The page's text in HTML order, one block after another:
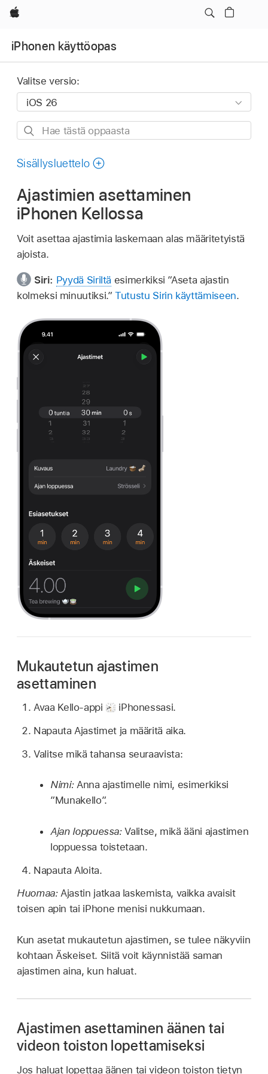
Apple
iPhonen käyttöopas
Valitse versio:
Hae
oppaasta
Sisällysluettelo
Ajastimien asettaminen
iPhonen Kellossa
Voit asettaa ajastimia laskemaan alas määritetyistä
ajoista.
Siri: Pyydä Siriltä esimerkiksi ”Aseta ajastin
kolmeksi minuutiksi.” Tutustu Sirin käyttämiseen.
Mukautetun ajastimen
asettaminen
Avaa Kello-appi
iPhonessasi.
Napauta Ajastimet ja määritä aika.
Valitse mikä tahansa seuraavista:
Nimi: Anna ajastimelle nimi, esimerkiksi
”Munakello”.
Ajan loppuessa:Valitse, mikä ääni ajastimen
loppuessa toistetaan.
Napauta Aloita.
Huomaa:Ajastin jatkaa laskemista, vaikka avaisit
toisen apin tai iPhone menisi nukkumaan.
Kun asetat mukautetun ajastimen, se tulee näkyviin
kohtaan Äskeiset. Siitä voit käynnistää saman
ajastimen aina, kun haluat.
Ajastimen asettaminen äänen tai
videon toiston lopettamiseksi
Jos haluat lopettaa äänen tai videon toiston tietyn